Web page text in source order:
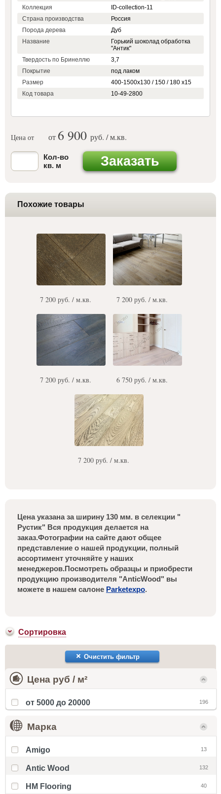
Коллекция
ID-collection-11
Страна производства
Россия
Порода дерева
Дуб
Название
Горький шоколад обработка
"Антик"
Твердость по Бринеллю
3,7
Покрытие
под лаком
Размер
400-1500х130 / 150 / 180 х15
Код товара
10-49-2800
Цена от от 6 900 руб. / м.кв.
Кол-во
кв. м
Заказать
Похожие товары
7 200 руб. / м.кв. 7 200 руб. / м.кв.
7 200 руб. / м.кв. 6 750 руб. / м.кв.
7 200 руб. / м.кв.
Цена указана за ширину 130 мм. в селекции "
Рустик" Вся продукция делается на
заказ.Фотографии на сайте дают общее
представление о нашей продукции, полный
ассортимент уточняйте у наших
менеджеров.Посмотреть образцы и приобрести
продукцию производителя "AnticWood" вы
можете в нашем салоне Parketexpo.
Сортировка
Очистить фильтр
Цена руб / м²
от 5000 до 20000 196
Марка
Amigo 13
Antic Wood 132
HM Flooring 40